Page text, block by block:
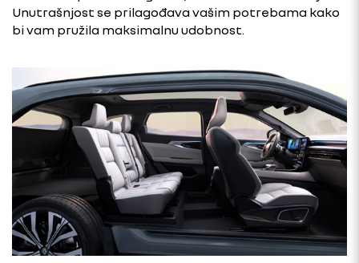
Unutrašnjost se prilagođava vašim potrebama kako
bi vam pružila maksimalnu udobnost.